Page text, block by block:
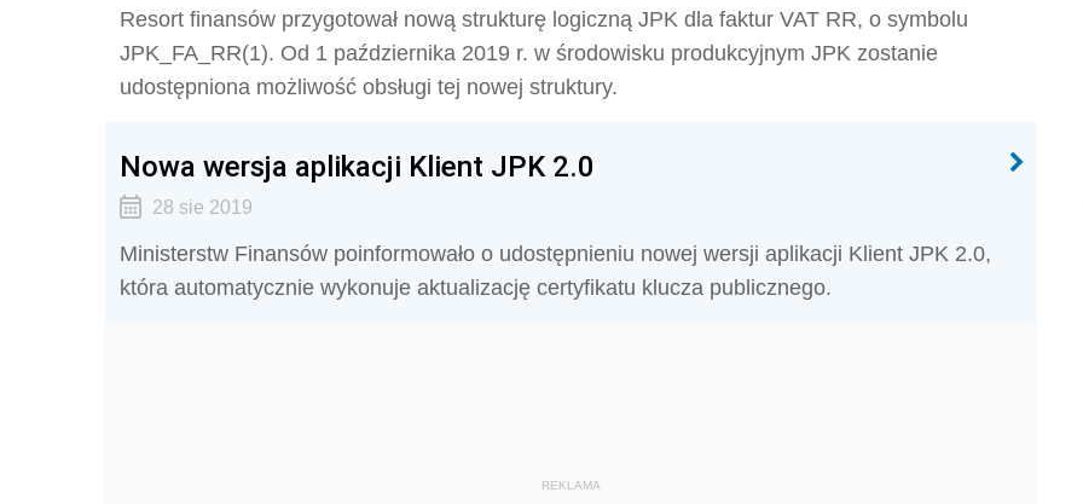
Resort finansów przygotował nową strukturę logiczną JPK dla faktur VAT RR, o symbolu
JPK_FA_RR(1). Od 1 października 2019 r. w środowisku produkcyjnym JPK zostanie
udostępniona możliwość obsługi tej nowej struktury.
Nowa wersja aplikacji Klient JPK 2.0
28 sie 2019
Ministerstw Finansów poinformowało o udostępnieniu nowej wersji aplikacji Klient JPK 2.0,
która automatycznie wykonuje aktualizację certyfikatu klucza publicznego.
REKLAMA